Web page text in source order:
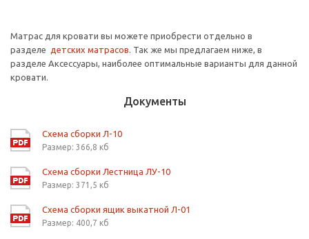
Матрас для кровати вы можете приобрести отдельно в
разделе детских матрасов. Так же мы предлагаем ниже, в
разделе Аксессуары, наиболее оптимальные варианты для данной
кровати.
Документы
Схема сборки Л-10
Размер: 366,8 кб
Схема сборки Лестница ЛУ-10
Размер: 371,5 кб
Схема сборки ящик выкатной Л-01
Размер: 400,7 кб